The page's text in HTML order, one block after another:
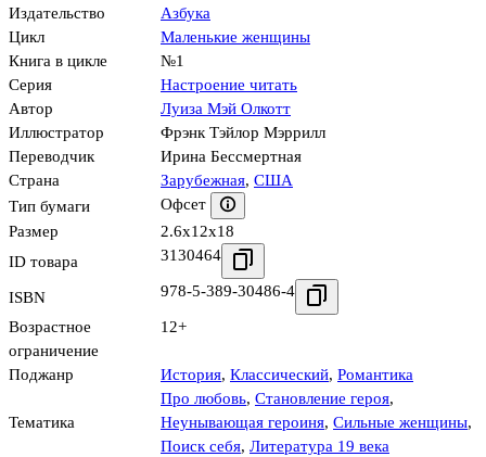
Издательство
Азбука
Цикл
Маленькие женщины
Книга в цикле
№1
Серия
Настроение читать
Автор
Луиза Мэй Олкотт
Иллюстратор
Фрэнк Тэйлор Мэррилл
Переводчик
Ирина Бессмертная
Страна
Зарубежная, США
Тип бумаги
Офсет
Размер
2.6x12x18
ID товара
3130464
ISBN 978-5-389-30486-4
Возрастное
ограничение
12+
Поджанр История, Классический, Романтика
Тематика
Про любовь, Становление героя,
Неунывающая героиня, Сильные женщины,
Поиск себя, Литература 19 века